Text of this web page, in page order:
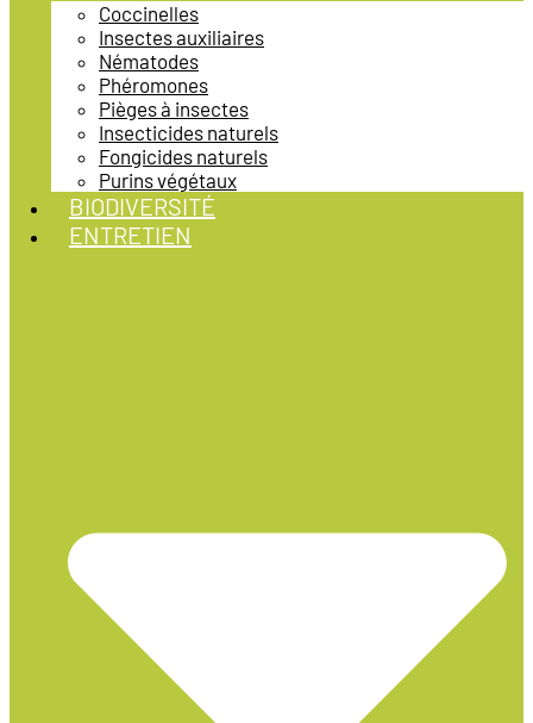
Coccinelles
Insectes auxiliaires
Nématodes
Phéromones
Pièges à insectes
Insecticides naturels
Fongicides naturels
Purins végétaux
BIODIVERSITÉ
ENTRETIEN